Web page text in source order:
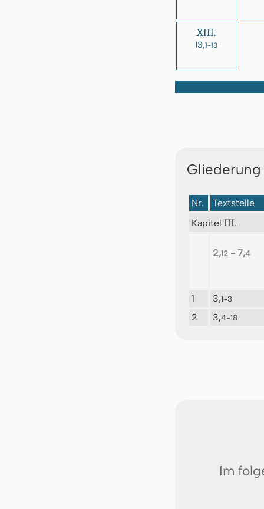
XIII.
13,1-13
Nr.
Textstelle
Kapitel III.
2,12- 7,4
1 3,1-3
2 3,4-18
Im